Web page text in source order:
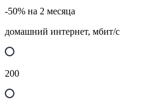
-50% на 2 месяца
домашний интернет, мбит/с
200